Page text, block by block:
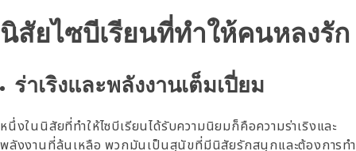
นิสัยไซบีเรียนที่ทำให้คนหลงรัก
ร่าเริงและพลังงานเต็มเปี่ยม
หนึ่งในนิสัยที่ทำให้ไซบีเรียนได้รับความนิยมก็คือความร่าเริงและ
พลังงานที่ล้นเหลือ พวกมันเป็นสุนัขที่มีนิสัยรักสนุกและต้องการทำ